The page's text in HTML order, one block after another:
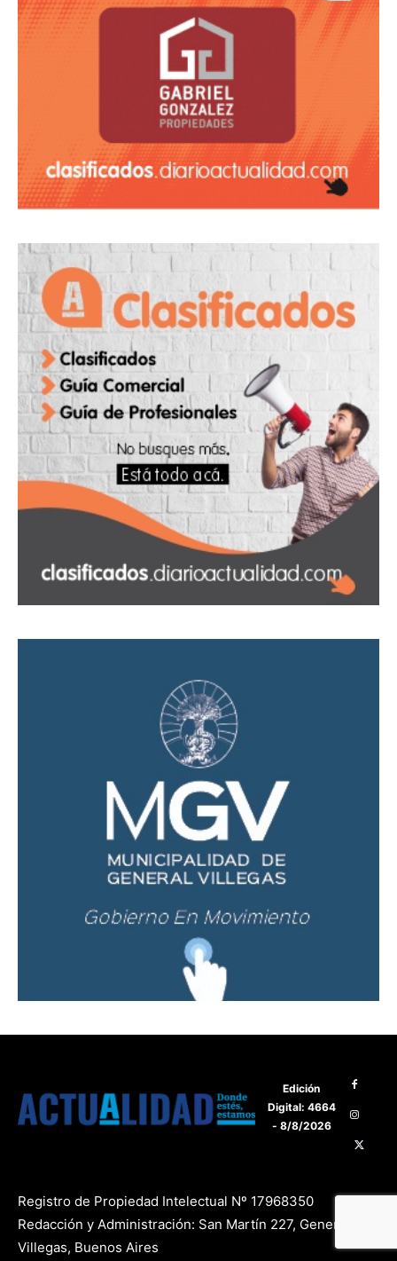
Edición
Digital: 4664
- 8/8/2026
Registro de Propiedad Intelectual Nº 17968350
Redacción y Administración: San Martín 227, General
Villegas, Buenos Aires